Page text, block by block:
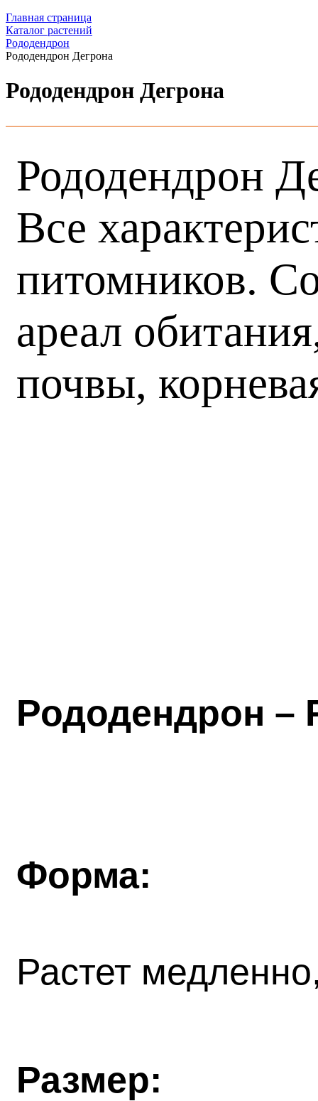
Главная страница
Каталог растений
Рододендрон
Рододендрон Дегрона
Рододендрон Дегрона
Рододендрон
Все
питомников.
ареал
почвы,
Рододендрон –
Форма:
Растет
Размер: